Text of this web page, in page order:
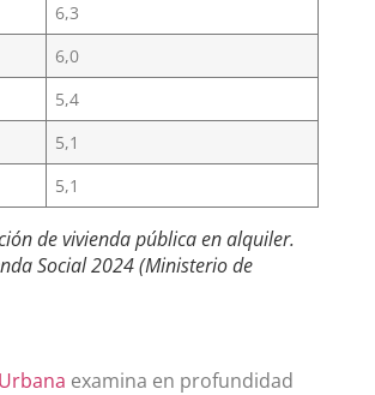
6,3
6,0
5,4
5,1
5,1
de vivienda pública en alquiler.
Social 2024 (Ministerio de
examina en profundidad